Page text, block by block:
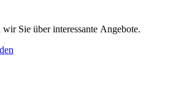
Sie über interessante Angebote.